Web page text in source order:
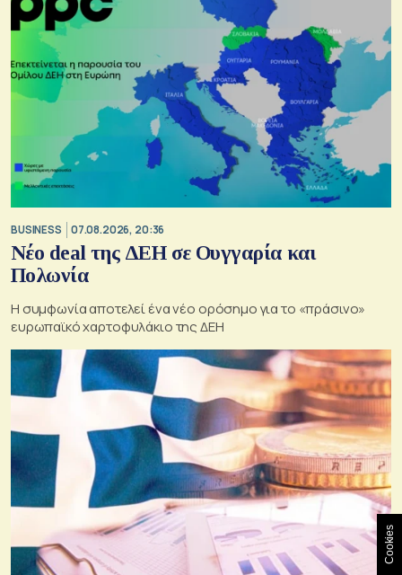
BUSINESS 07.08.2026, 20:36
Νέο deal της ΔΕΗ σε Ουγγαρία και
Πολωνία
Η συμφωνία αποτελεί ένα νέο ορόσημο για το «πράσινο»
ευρωπαϊκό χαρτοφυλάκιο της ΔΕΗ
Cookies